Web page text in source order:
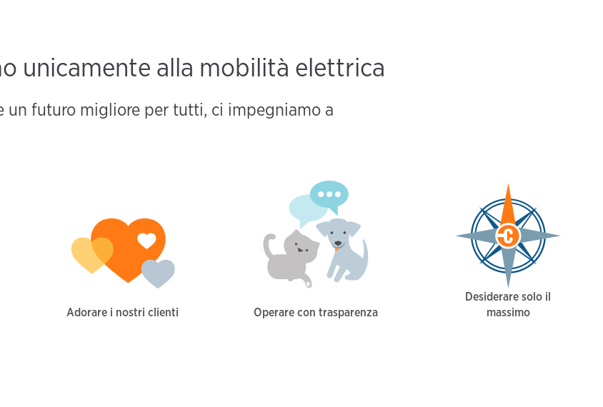
unicamente alla mobilità elettrica
un futuro migliore per tutti, ci impegniamo a
Adorare i nostri clienti Operare con trasparenza
Desiderare solo il
massimo